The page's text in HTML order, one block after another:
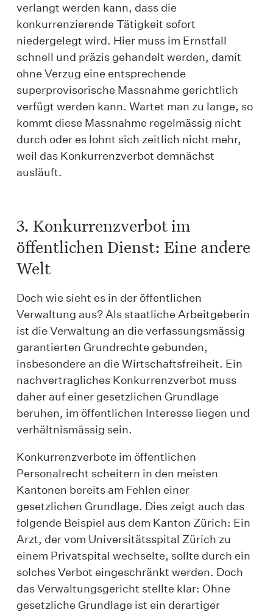
verlangt werden kann, dass die
konkurrenzierende Tätigkeit sofort
niedergelegt wird. Hier muss im Ernstfall
schnell und präzis gehandelt werden, damit
ohne Verzug eine entsprechende
superprovisorische Massnahme gerichtlich
verfügt werden kann. Wartet man zu lange, so
kommt diese Massnahme regelmässig nicht
durch oder es lohnt sich zeitlich nicht mehr,
weil das Konkurrenzverbot demnächst
ausläuft.
3. Konkurrenzverbot im
öffentlichen Dienst: Eine andere
Welt
Doch wie sieht es in der öffentlichen
Verwaltung aus? Als staatliche Arbeitgeberin
ist die Verwaltung an die verfassungsmässig
garantierten Grundrechte gebunden,
insbesondere an die Wirtschaftsfreiheit. Ein
nachvertragliches Konkurrenzverbot muss
daher auf einer gesetzlichen Grundlage
beruhen, im öffentlichen Interesse liegen und
verhältnismässig sein.
Konkurrenzverbote im öffentlichen
Personalrecht scheitern in den meisten
Kantonen bereits am Fehlen einer
gesetzlichen Grundlage. Dies zeigt auch das
folgende Beispiel aus dem Kanton Zürich: Ein
Arzt, der vom Universitätsspital Zürich zu
einem Privatspital wechselte, sollte durch ein
solches Verbot eingeschränkt werden. Doch
das Verwaltungsgericht stellte klar: Ohne
gesetzliche Grundlage ist ein derartiger